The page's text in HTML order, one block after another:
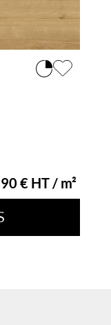
€ HT / m²